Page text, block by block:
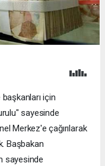
için
sayesinde
Merkez'e çağırılarak
Başbakan
sayesinde